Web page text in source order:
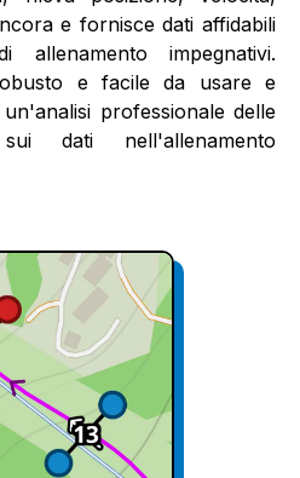
e fornisce dati affidabili
impegnativi.
e facile da usare e
professionale delle
dati nell'allenamento